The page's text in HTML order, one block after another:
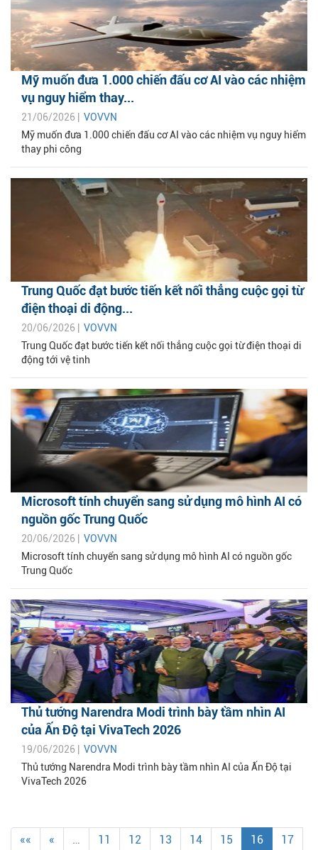
Mỹ muốn đưa 1.000 chiến đấu cơ AI vào các nhiệm
vụ nguy hiểm thay...
21/06/2026 | VOVVN
Mỹ muốn đưa 1.000 chiến đấu cơ AI vào các nhiệm vụ nguy hiểm
thay phi công
Trung Quốc đạt bước tiến kết nối thẳng cuộc gọi từ
điện thoại di động...
20/06/2026 | VOVVN
Trung Quốc đạt bước tiến kết nối thẳng cuộc gọi từ điện thoại di
động tới vệ tinh
Microsoft tính chuyển sang sử dụng mô hình AI có
nguồn gốc Trung Quốc
20/06/2026 | VOVVN
Microsoft tính chuyển sang sử dụng mô hình AI có nguồn gốc
Trung Quốc
Thủ tướng Narendra Modi trình bày tầm nhìn AI
của Ấn Độ tại VivaTech 2026
19/06/2026 | VOVVN
Thủ tướng Narendra Modi trình bày tầm nhìn AI của Ấn Độ tại
VivaTech 2026
«« « … 11 12 13 14 15 16 17